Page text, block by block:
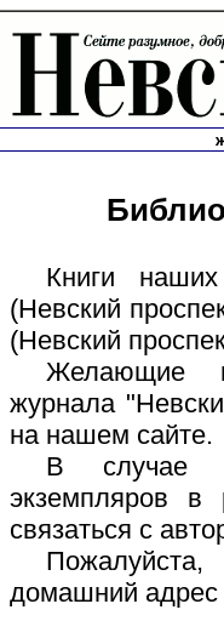
Книги
(Невский
(Невский
Желающие
журнала
на нашем сайте.
В случае
экземпляров
связаться с
домашний